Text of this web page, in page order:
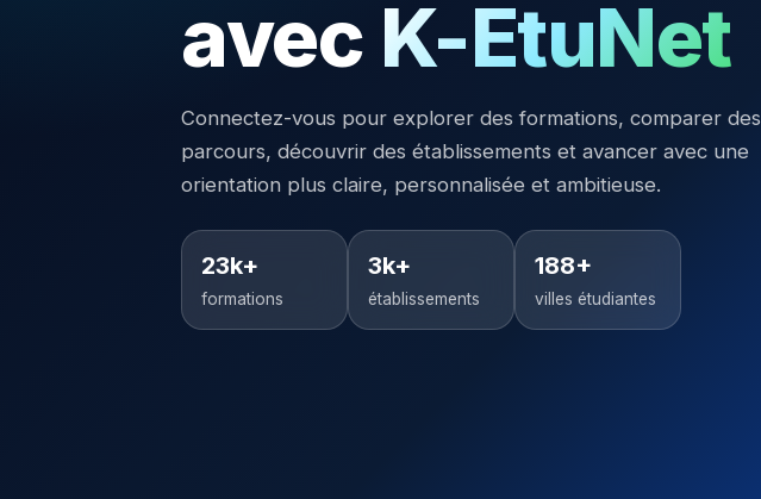
avec K-EtuNet
Connectez-vous pour explorer des formations, comparer des
parcours, découvrir des établissements et avancer avec une
orientation plus claire, personnalisée et ambitieuse.
23k+
formations
3k+
établissements
188+
villes étudiantes